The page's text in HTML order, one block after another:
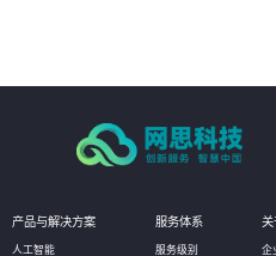
产品与解决方案
人工智能
服务体系
服务级别
关
企